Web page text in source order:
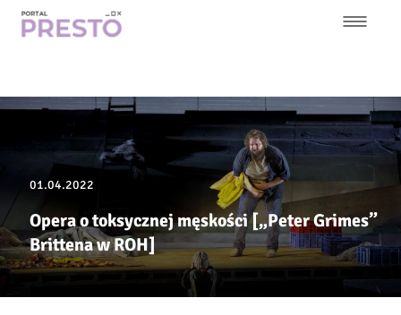
Przejdź
nawigacja
01.04.2022
Opera o toksycznej męskości [„Peter Grimes”
Brittena w ROH]